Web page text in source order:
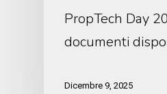
PropTech Day
documenti
Dicembre 9, 2025